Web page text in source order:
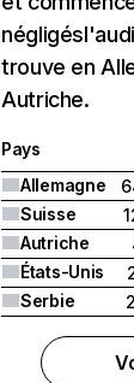
trouve en
Autriche.
Pays
Allemagne
Suisse
Autriche
États-Unis
Serbie